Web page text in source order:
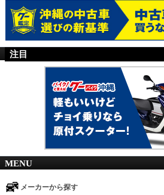
注目
MENU
メーカーから探す